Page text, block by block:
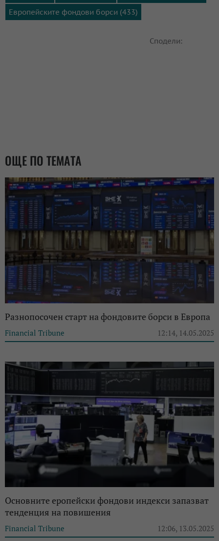
Европейските фондови борси (433)
Сподели:
ОЩЕ ПО ТЕМАТА
Разнопосочен старт на фондовите борси в Европа
Financial Tribune 12:14, 14.05.2025
Основните еропейски фондови индекси запазват
тенденция на повишения
Financial Tribune 12:06, 13.05.2025